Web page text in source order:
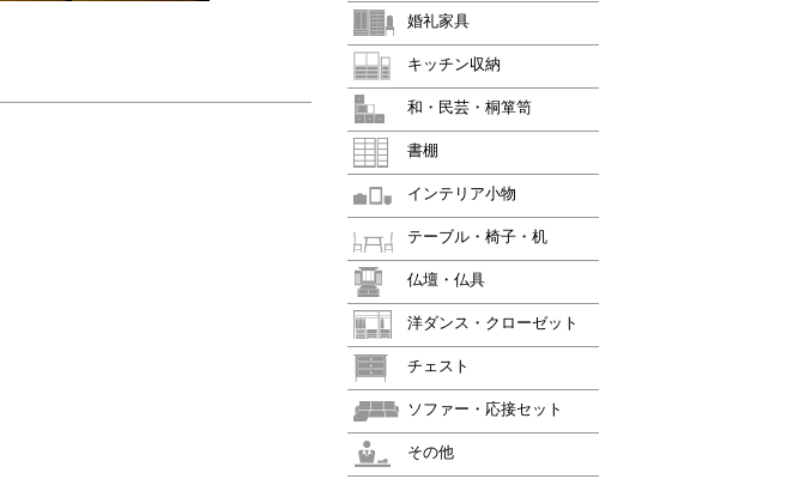
婚礼家具
キッチン収納
和・民芸・桐箪笥
書棚
インテリア小物
テーブル・椅子・机
仏壇・仏具
洋ダンス・クローゼット
チェスト
ソファー・応接セット
その他